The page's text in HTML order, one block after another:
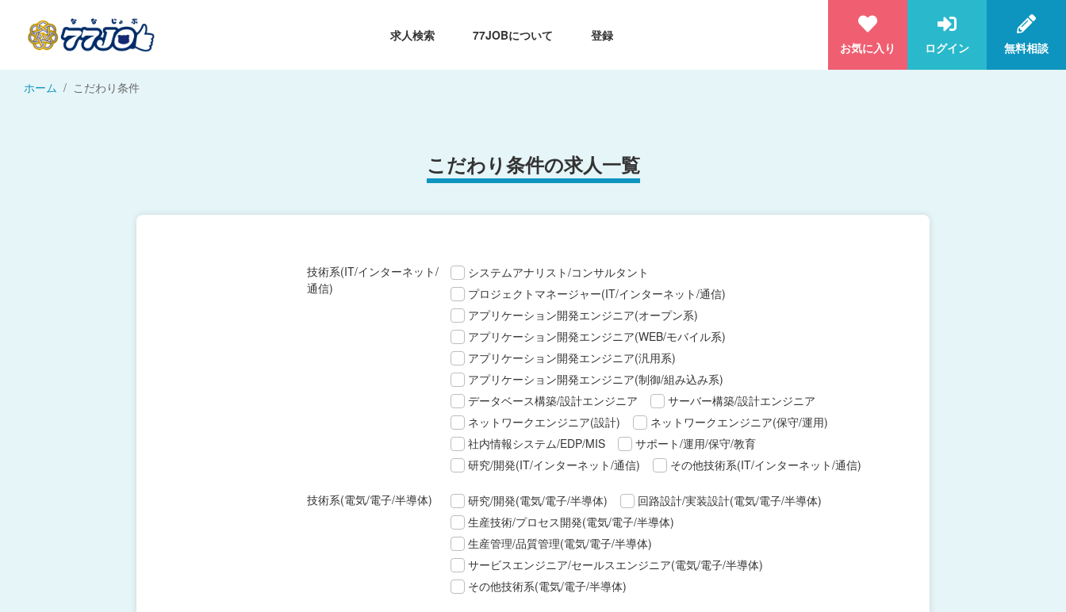
求人検索 77JOBについて
登録
お気に入り
ログイン 無料相談
ホーム こだわり条件
こだわり条件の求人一覧
技術系(IT/インターネット/
通信)
システムアナリスト/コンサルタント
プロジェクトマネージャー(IT/インターネット/通信)
アプリケーション開発エンジニア(オープン系)
アプリケーション開発エンジニア(WEB/モバイル系)
アプリケーション開発エンジニア(汎用系)
アプリケーション開発エンジニア(制御/組み込み系)
データベース構築/設計エンジニア
サーバー構築/設計エンジニア
ネットワークエンジニア(設計)
ネットワークエンジニア(保守/運用)
社内情報システム/EDP/MIS
サポート/運用/保守/教育
研究/開発(IT/インターネット/通信)
その他技術系(IT/インターネット/通信)
技術系(電気/電子/半導体) 研究/開発(電気/電子/半導体)
回路設計/実装設計(電気/電子/半導体)
生産技術/プロセス開発(電気/電子/半導体)
生産管理/品質管理(電気/電子/半導体)
サービスエンジニア/セールスエンジニア(電気/電子/半導体)
その他技術系(電気/電子/半導体)